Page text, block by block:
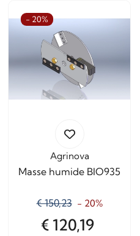
- 20%
Agrinova
Masse humide BIO935
€ 150,23 - 20%
€ 120,19